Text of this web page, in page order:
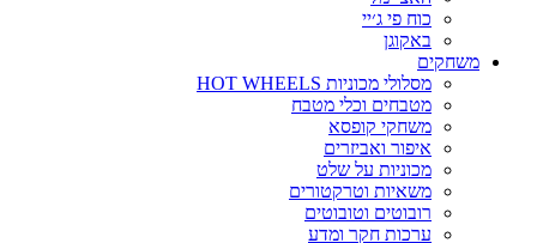
כוח פי ג׳יי
באקוגן
משחקים
מסלולי מכוניות HOT WHEELS
מטבחים וכלי מטבח
משחקי קופסא
איפור ואביזרים
מכוניות על שלט
משאיות וטרקטורים
רובוטים וטובוטים
ערכות חקר ומדע